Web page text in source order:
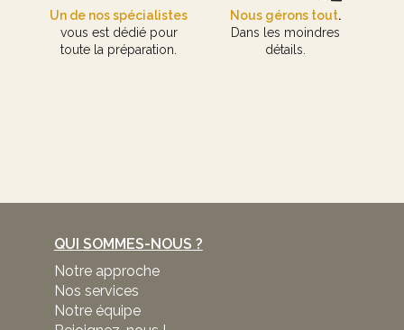
Un de nos spécialistes
vous est dédié pour
toute la préparation.
Nous gérons tout.
Dans les moindres
détails.
QUI SOMMES-NOUS ?
Notre approche
Nos services
Notre équipe